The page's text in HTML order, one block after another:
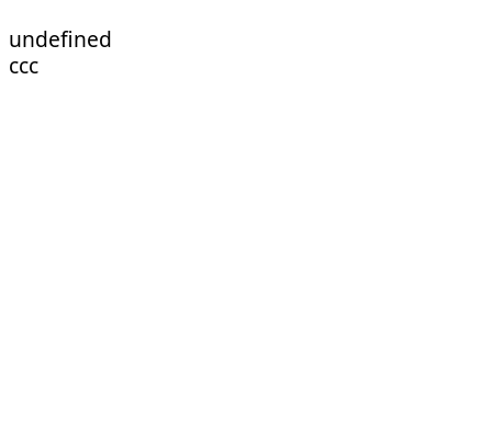
undefined
ссс